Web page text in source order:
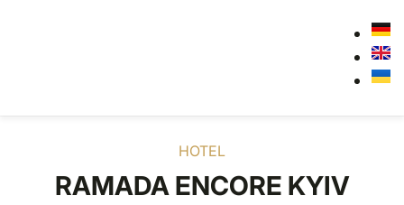
HOTEL
RAMADA ENCORE KYIV